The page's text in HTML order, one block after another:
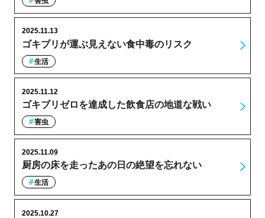
ゴキブリが運ぶ見えない食中毒のリスク
2025.11.13
生活
ゴキブリゼロを達成した飲食店の地道な戦い
2025.11.12
害虫
厨房の床を走ったあの日の絶望を忘れない
2025.11.09
生活
2025.10.27